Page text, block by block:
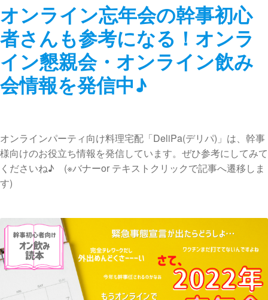
オンライン忘年会の幹事初心
者さんも参考になる！オンラ
イン懇親会・オンライン飲み
会情報を発信中♪
オンラインパーティ向け料理宅配「DeliPa(デリパ)」は、幹事
様向けのお役立ち情報を発信しています。ぜひ参考にしてみて
くださいね♪ (※バナーor テキストクリックで記事へ遷移しま
す)